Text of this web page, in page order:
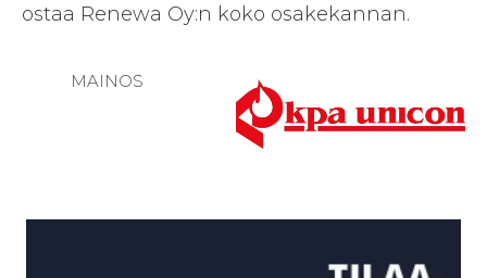
ostaa Renewa Oy:n koko osakekannan.